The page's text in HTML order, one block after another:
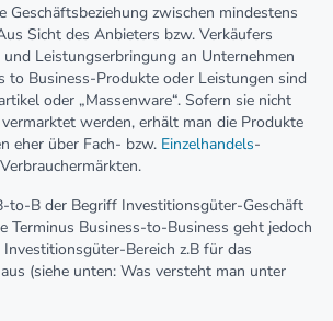
Geschäftsbeziehung zwischen mindestens
Sicht des Anbieters bzw. Verkäufers
Leistungserbringung an Unternehmen
to Business-Produkte oder Leistungen sind
oder „Massenware“. Sofern sie nicht
werden, erhält man die Produkte
eher über Fach- bzw. Einzelhandels-
to-B der Begriff Investitionsgüter-Geschäft
Terminus Business-to-Business geht jedoch
Bereich z.B für das
(siehe unten: Was versteht man unter